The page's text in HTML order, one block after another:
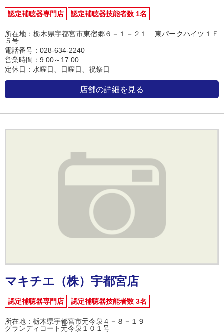
認定補聴器専門店 認定補聴器技能者数 1名
所在地：栃木県宇都宮市東宿郷６－１－２１ 東パークハイツ１Ｆ
５号
電話番号：028-634-2240
営業時間：9:00～17:00
定休日：水曜日、日曜日、祝祭日
店舗の詳細を見る
マキチエ（株）宇都宮店
認定補聴器専門店 認定補聴器技能者数 3名
所在地：栃木県宇都宮市元今泉４－８－１９
グランディコート元今泉１０１号